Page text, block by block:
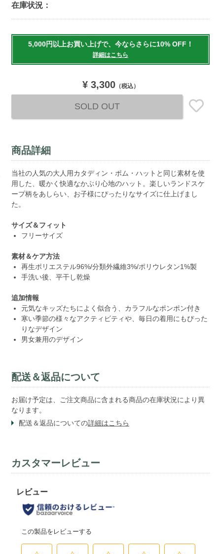
在庫状況：
to
5,000円以上お買い上げで、今ならさらに10% OFF！
詳細はこちら
¥ 3,300（税込）
SOLD OUT
商品詳細
当社の人気の大人用カタディン・ポム・ハットと同じ素材を使
用した、暖かく快適なかぶり心地のハット。楽しいランドスケ
ープ柄をあしらい、お子様にぴったりなサイズに仕上げまし
た。
サイズ＆フィット
フリーサイズ
素材＆ケア方法
再生ポリエステル96%/分類外繊維3%/ポリウレタン1%製
手洗い後、平干し乾燥
追加情報
元気なキッズたちによく似合う、カラフルなポンポン付き
寒い季節の様々なアクティビティや、毎日の着用にもぴった
りなデザイン
男女兼用のデザイン
配送＆返品について
お届け予定は、ご注文商品に含まれる商品の在庫状況により異
なります。
配送＆返品についての詳細はこちら
カスタマーレビュー